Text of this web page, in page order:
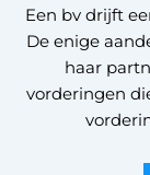
Een bv drijft
De enige
haar
vorderingen